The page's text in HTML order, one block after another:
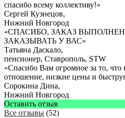
спасибо всему коллективу!»
Сергей Кузнецов,
Нижний Новгород
«СПАСИБО, ЗАКАЗ
ЗАКАЗЫВАТЬ У ВАС»
Татьяна Даскало,
пенсионер, Ставрополь, STW
«Спасибо Вам огромное за то, что
отношение, низкие цены и
Сорокина Дина,
Нижний Новгород
Оставить отзыв
Все отзывы (52)